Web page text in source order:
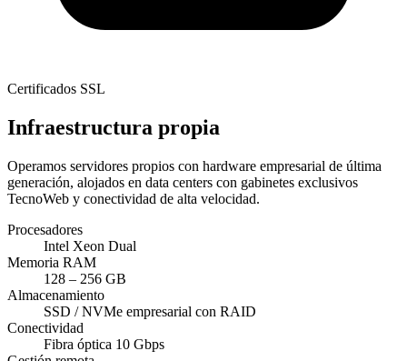
Certificados SSL
Infraestructura propia
Operamos servidores propios con hardware empresarial de última
generación, alojados en data centers con gabinetes exclusivos
TecnoWeb y conectividad de alta velocidad.
Procesadores
Intel Xeon Dual
Memoria RAM
128 – 256 GB
Almacenamiento
SSD / NVMe empresarial con RAID
Conectividad
Fibra óptica 10 Gbps